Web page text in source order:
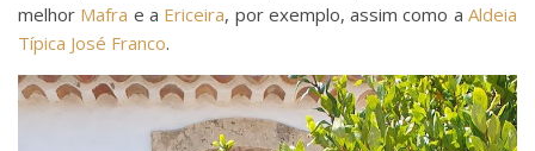
melhor Mafra e a Ericeira, por exemplo, assim como aAldeia
Típica José Franco.